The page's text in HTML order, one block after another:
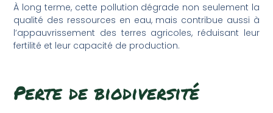
À long terme, cette pollution dégrade non seulement la
qualité des ressources en eau, mais contribue aussi à
l’appauvrissement des terres agricoles, réduisant leur
fertilité et leur capacité de production.
Perte de biodiversité